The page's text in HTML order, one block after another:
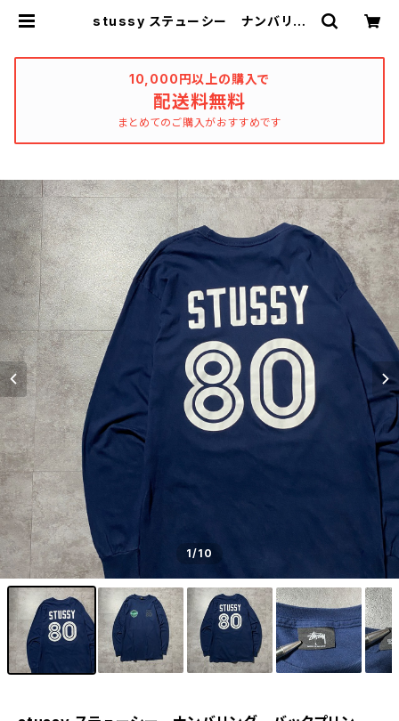
stussy ステューシー ナンバリン
tharsis
10,000円以上の購入で
配送料無料
まとめてのご購入がおすすめです
1/10